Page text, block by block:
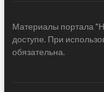
Материалы портала
доступе. При
обязательна.